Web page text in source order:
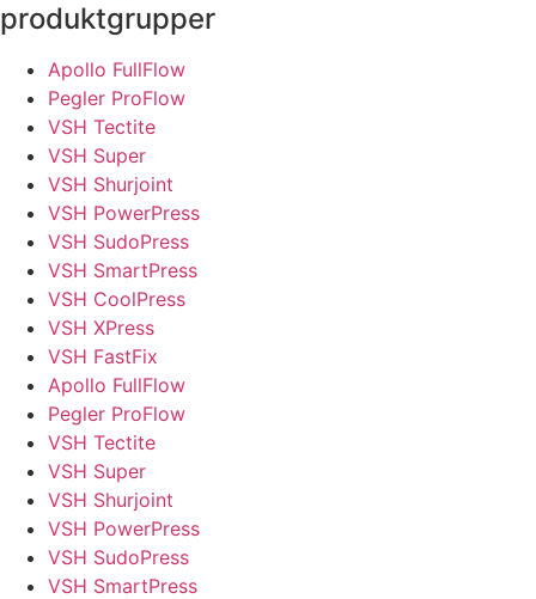
produktgrupper
Apollo FullFlow
Pegler ProFlow
VSH Tectite
VSH Super
VSH Shurjoint
VSH PowerPress
VSH SudoPress
VSH SmartPress
VSH CoolPress
VSH XPress
VSH FastFix
Apollo FullFlow
Pegler ProFlow
VSH Tectite
VSH Super
VSH Shurjoint
VSH PowerPress
VSH SudoPress
VSH SmartPress